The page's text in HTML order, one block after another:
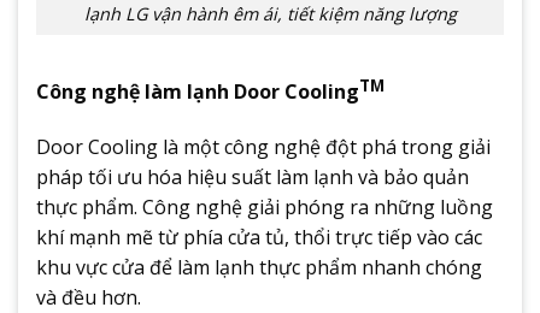
lạnh LG vận hành êm ái, tiết kiệm năng lượng
Công nghệ làm lạnh Door CoolingTM
Door Cooling là một công nghệ đột phá trong giải
pháp tối ưu hóa hiệu suất làm lạnh và bảo quản
thực phẩm. Công nghệ giải phóng ra những luồng
khí mạnh mẽ từ phía cửa tủ, thổi trực tiếp vào các
khu vực cửa để làm lạnh thực phẩm nhanh chóng
và đều hơn.